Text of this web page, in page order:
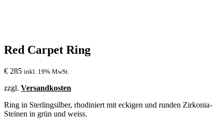
Red Carpet Ring
€ 285 inkl. 19% MwSt.
zzgl. Versandkosten
Ring in Sterlingsilber, rhodiniert mit eckigen und runden Zirkonia-
Steinen in grün und weiss.